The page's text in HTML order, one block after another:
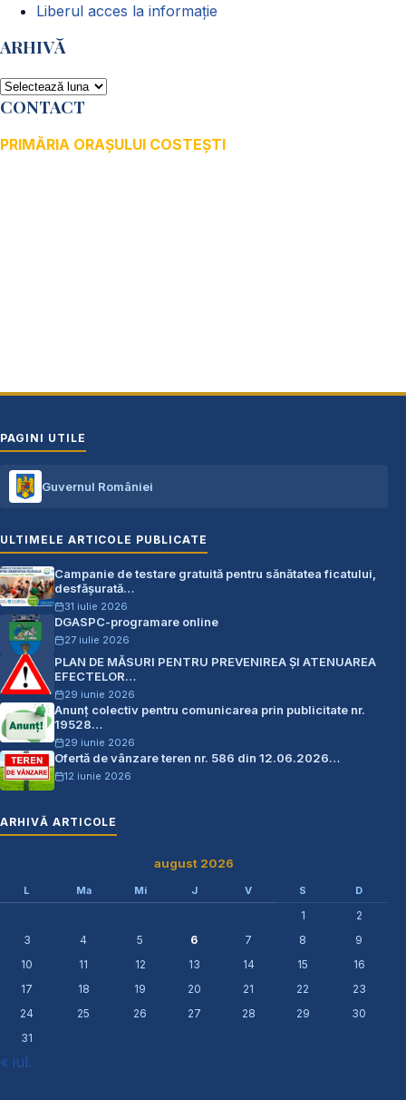
Liberul acces la informație
ARHIVĂ
ARHIVĂ
CONTACT
PRIMĂRIA ORAȘULUI COSTEȘTI
PAGINI UTILE
Guvernul României
ULTIMELE ARTICOLE PUBLICATE
Campanie de testare gratuită pentru sănătatea ficatului,
desfășurată…
31 iulie 2026
DGASPC-programare online
27 iulie 2026
PLAN DE MĂSURI PENTRU PREVENIREA ŞI ATENUAREA
EFECTELOR…
29 iunie 2026
Anunț colectiv pentru comunicarea prin publicitate nr.
19528…
29 iunie 2026
Ofertă de vânzare teren nr. 586 din 12.06.2026…
12 iunie 2026
ARHIVĂ ARTICOLE
august 2026
L Ma Mi J V S D
1
2
3
4 5 6 7 8
9
10
11 12 13 14 15
16
17
18 19 20 21 22
23
24
25 26 27 28 29
30
31
« iul.